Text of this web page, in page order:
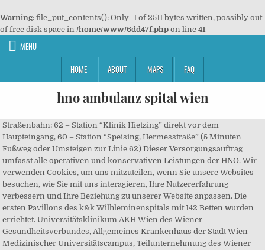
Warning: file_put_contents(): Only -1 of 2511 bytes written, possibly out
of free disk space in /home/www/6dd47f.php on line 41
MENU
HOME
ABOUT MAPS FAQ
hno ambulanz spital wien
Straßenbahn: 62 – Station “Klinik Hietzing” direkt vor dem
Haupteingang, 60 – Station “Speising, Hermesstraße” (5 Minuten
Fußweg oder Umsteigen zur Linie 62) Dieser Versorgungsauftrag
umfasst alle operativen und konservativen Leistungen der HNO. Wir
verwenden Cookies, um uns mitzuteilen, wenn Sie unsere Websites
besuchen, wie Sie mit uns interagieren, Ihre Nutzererfahrung
verbessern und Ihre Beziehung zu unserer Website anpassen. Die
ersten Pavillons des k&k Wilhleminenspitals mit 142 Betten wurden
errichtet. Universitätsklinikum AKH Wien des Wiener
Gesundheitsverbundes, Allgemeines Krankenhaus der Stadt Wien -
Medizinischer Universitätscampus, Teilunternehmung des Wiener